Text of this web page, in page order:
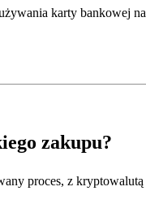
karty bankowej
zakupu?
proces, z